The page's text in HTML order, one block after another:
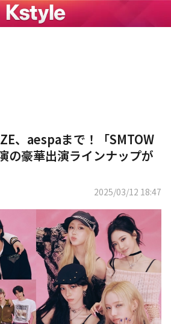
、aespaまで！「SMTOW
の豪華出演ラインナップが
2025/03/12 18:47